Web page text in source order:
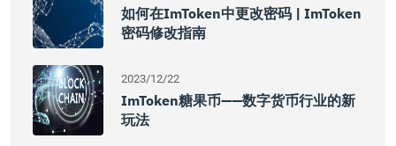
如何在imToken中更改密码 | ImToken
密码修改指南
2023/12/22
ImToken糖果币——数字货币行业的新
玩法